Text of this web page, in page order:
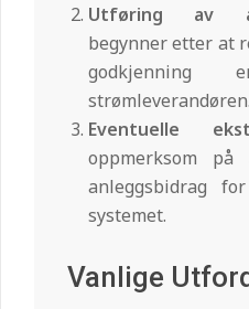
Utføring av
begynner etter at
strømleverandøren.
Eventuelle
oppmerksom
anleggsbidrag
systemet.
Vanlige